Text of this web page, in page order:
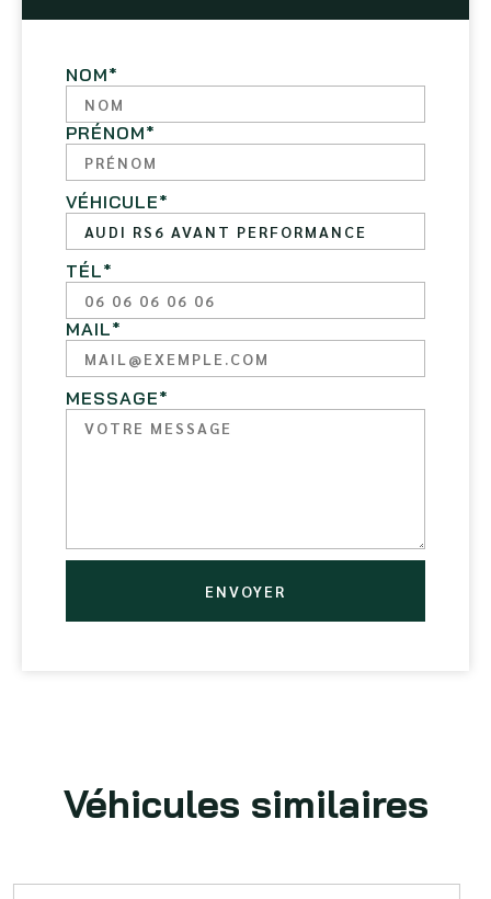
NOM*
PRÉNOM*
VÉHICULE*
TÉL*
MAIL*
MESSAGE*
ENVOYER
Véhicules similaires